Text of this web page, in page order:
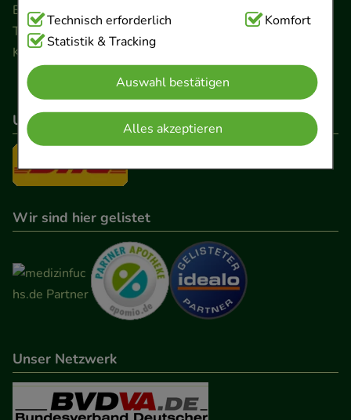
Technisch Notwendig:Hierbei handelt es sich um
Cookies, die für die Grundfunktionen unserer
Website notwendig sind (z.B. Navigation,
Warenkorb, Kundenkonto), weshalb auf diese nicht
verzichtet werden kann.
Komfort:Diese Cookies werden genutzt um das
Einkaufserlebnis noch ansprechender zu gestalten,
beispielsweise für die Wiedererkennung des
Besuchers oder unsere Seite an bevorzugte
Verhaltensweisen (z.B. Spracheinstellung)
anzupassen. Komfort-Cookies ermöglichen es uns
auch auf Ihre Bedürfnisse zugeschrittene Inhalte
anzuzeigen und unser Partnerprogramm zu
Statistik & Tracking:
Informationen über die Art und Weise der Nutzung
unserer Website sammeln, mit deren Hilfe wir
Technisch erforderlich
Komfort
Statistik & Tracking
Auswahl bestätigen
Alles akzeptieren
Ernst-August-Platz 2 · 30159 Hannover
Telefon 0511 89 71 80 0 · Fax 0511 89 71 80 11
Kontaktformular
Unser Versanddienstleister
Wir sind hier gelistet
Unser Netzwerk